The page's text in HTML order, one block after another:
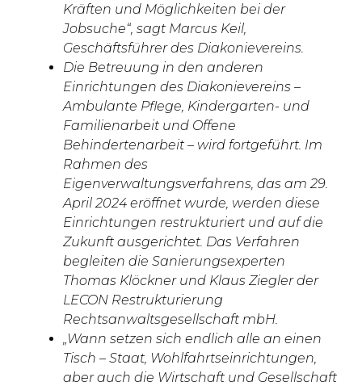
Kräften und Möglichkeiten bei der
Jobsuche“, sagt Marcus Keil,
Geschäftsführer des Diakonievereins.
Die Betreuung in den anderen
Einrichtungen des Diakonievereins –
Ambulante Pflege, Kindergarten- und
Familienarbeit und Offene
Behindertenarbeit – wird fortgeführt. Im
Rahmen des
Eigenverwaltungsverfahrens, das am 29.
April 2024 eröffnet wurde, werden diese
Einrichtungen restrukturiert und auf die
Zukunft ausgerichtet. Das Verfahren
begleiten die Sanierungsexperten
Thomas Klöckner und Klaus Ziegler der
LECON Restrukturierung
Rechtsanwaltsgesellschaft mbH.
„Wann setzen sich endlich alle an einen
Tisch – Staat, Wohlfahrtseinrichtungen,
aber auch die Wirtschaft und Gesellschaft